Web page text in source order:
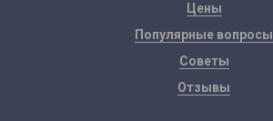
Цены
Популярные вопросы
Советы
Отзывы